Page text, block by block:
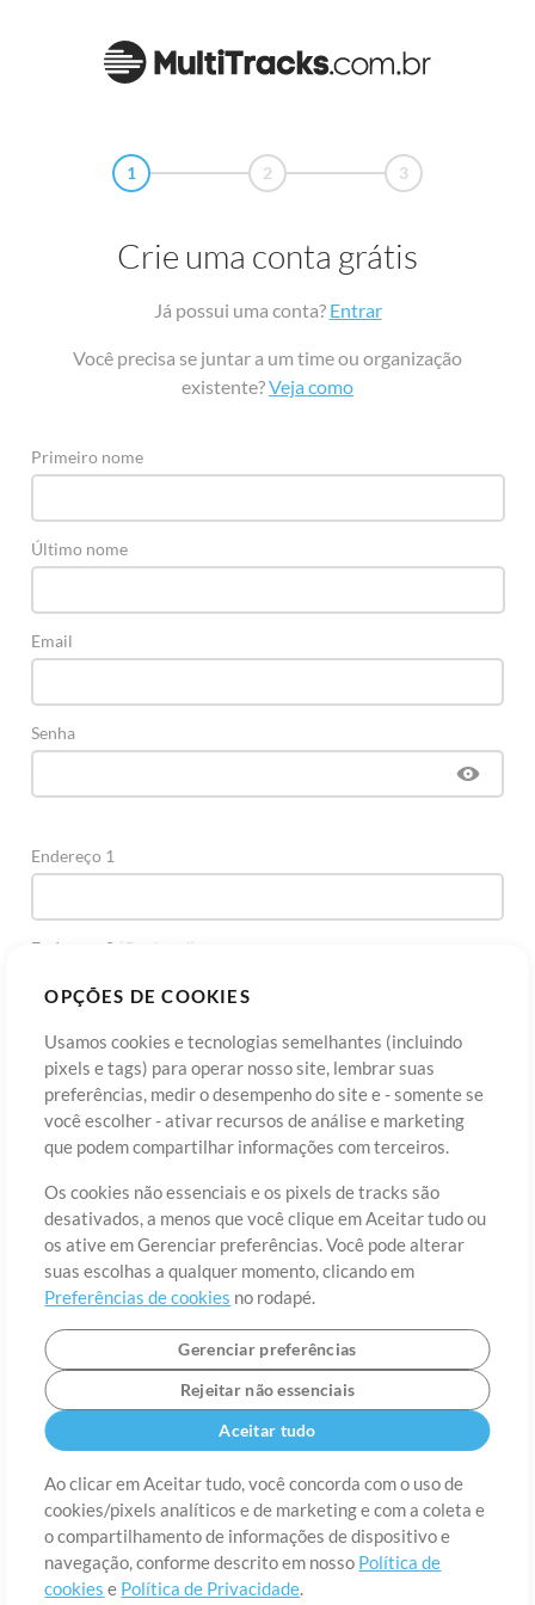
OPÇÕES DE COOKIES
Usamos cookies e tecnologias semelhantes (incluindo
pixels e tags) para operar nosso site, lembrar suas
preferências, medir o desempenho do site e - somente se
você escolher - ativar recursos de análise e marketing
que podem compartilhar informações com terceiros.
Os cookies não essenciais e os pixels de tracks são
desativados, a menos que você clique em Aceitar tudo ou
os ative em Gerenciar preferências. Você pode alterar
suas escolhas a qualquer momento, clicando em
Preferências de cookies no rodapé.
Gerenciar preferências
Rejeitar não essenciais
Aceitar tudo
Ao clicar em Aceitar tudo, você concorda com o uso de
cookies/pixels analíticos e de marketing e com a coleta e
o compartilhamento de informações de dispositivo e
navegação, conforme descrito em nosso Política de
cookies e Política de Privacidade.
1 2 3
Crie uma conta grátis
Já possui uma conta? Entrar
Você precisa se juntar a um time ou organização
existente?Veja como
Primeiro nome
Último nome
Email
Senha
Endereço 1
Endereço 2 (Opcional)
Cidade
País CEP
Estado Idioma
Sobre Termos de Uso Política de Privacidade
Preferências de
cookies
Contato
©2006-2026 por MultiTracks LLC. Todos os Direitos Reservados.